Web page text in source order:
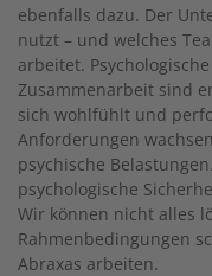
ebenfalls dazu. Der
nutzt – und welches
arbeitet.
Zusammenarbeit sind
sich wohlfühlt und
Anforderungen
psychische
psychologische
Wir können nicht alles
Rahmenbedingungen
Abraxas arbeiten.